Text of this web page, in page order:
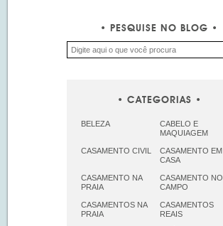
PESQUISE NO BLOG
CATEGORIAS
BELEZA
CABELO E
MAQUIAGEM
CASAMENTO CIVIL
CASAMENTO EM
CASA
CASAMENTO NA
PRAIA
CASAMENTO NO
CAMPO
CASAMENTOS NA
PRAIA
CASAMENTOS
REAIS